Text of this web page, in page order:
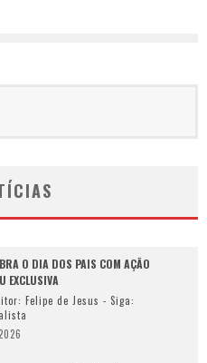
O DIA DOS PAIS COM AÇÃO
EXCLUSIVA
Felipe de Jesus - Siga: